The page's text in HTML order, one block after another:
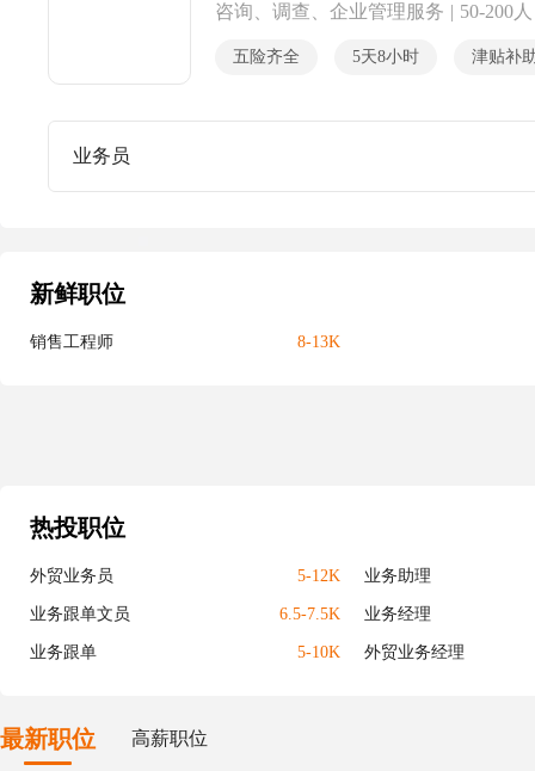
咨询、调查、企业管理服务 | 50-200人
五险齐全 5天8小时 津贴补
业务员
新鲜职位
销售工程师 8-13K
热投职位
外贸业务员 5-12K 业务助理
业务跟单文员 6.5-7.5K 业务经理
业务跟单 5-10K 外贸业务经理
最新职位 高薪职位